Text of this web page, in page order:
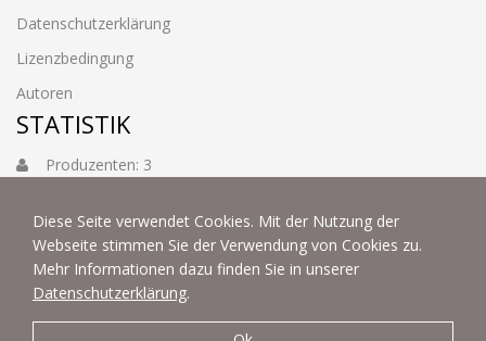
Diese Seite verwendet Cookies. Mit der Nutzung der
Webseite stimmen Sie der Verwendung von Cookies zu.
Mehr Informationen dazu finden Sie in unserer
Datenschutzerklärung.
Datenschutzerklärung
Lizenzbedingung
Autoren
STATISTIK
Produzenten: 3